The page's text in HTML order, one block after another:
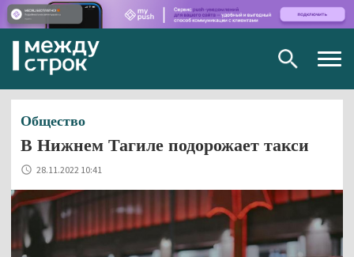
Общество
В Нижнем Тагиле подорожает такси
28.11.2022 10:41